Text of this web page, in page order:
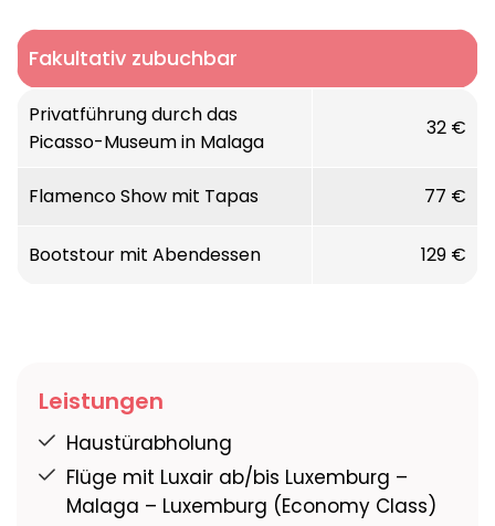
Fakultativ zubuchbar
Privatführung durch das
Picasso-Museum in Malaga
32 €
Flamenco Show mit Tapas 77 €
Bootstour mit Abendessen 129 €
Leistungen
Haustürabholung
Flüge mit Luxair ab/bis Luxemburg –
Malaga – Luxemburg (Economy Class)